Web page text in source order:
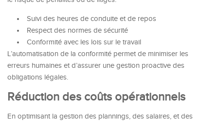
Suivi des heures de conduite et de repos
Respect des normes de sécurité
Conformité avec les lois sur le travail
L’automatisation de la conformité permet de minimiser les
erreurs humaines et d’assurer une gestion proactive des
obligations légales.
Réduction des coûts opérationnels
En optimisant la gestion des plannings, des salaires, et des